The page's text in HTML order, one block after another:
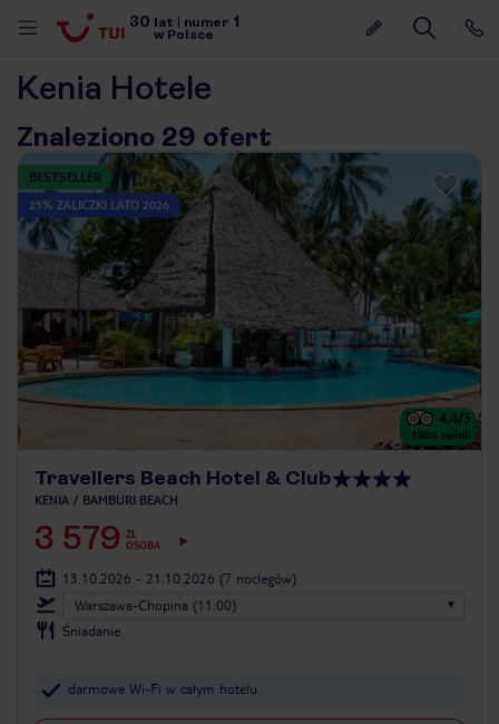
30 lat numer 1
w Polsce
Kenia Hotele
Znaleziono 29 ofert
BESTSELLER
25% ZALICZKI LATO 2026
4.4/5
1886 opinii
Travellers Beach Hotel & Club
KENIA BAMBURI BEACH
3 579 ZŁ
OSOBA
13.10.2026 - 21.10.2026 (7 noclegów)
Warszawa-Chopina (11:00)
Śniadanie
darmowe Wi-Fi w całym hotelu